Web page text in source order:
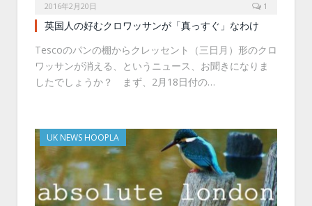
2016年2月20日 1
英国人の好むクロワッサンが「真っすぐ」なわけ
Tescoのパンの棚からクレッセント（三日月）形のクロ
ワッサンが消える、というニュース、お聞きになりま
したでしょうか？ まず、2月18日付の…
UK NEWS HOOPLA